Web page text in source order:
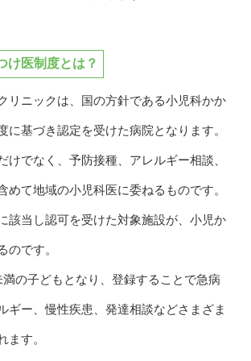
け医制度とは？
リニックは、国の方針である小児科かか
に基づき認定を受けた病院となります。
けでなく、予防接種、アレルギー相談、
めて地域の小児科医に委ねるものです。
該当し認可を受けた対象施設が、小児か
のです。
の子どもとなり、登録することで急病
ギー、慢性疾患、発達相談などさまざま
ます。